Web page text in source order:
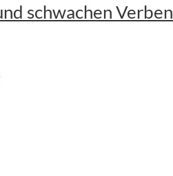
schwachen Verben